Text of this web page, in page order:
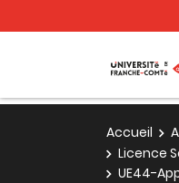
Accueil
Licence
UE44-